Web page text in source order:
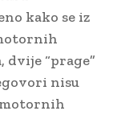
kako se iz
dvije “prage”
nisu